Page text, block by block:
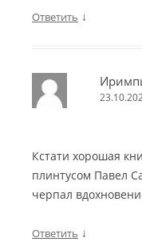
Ответить ↓
Кстати хорошая
плинтусом Павел
черпал
Ответить ↓